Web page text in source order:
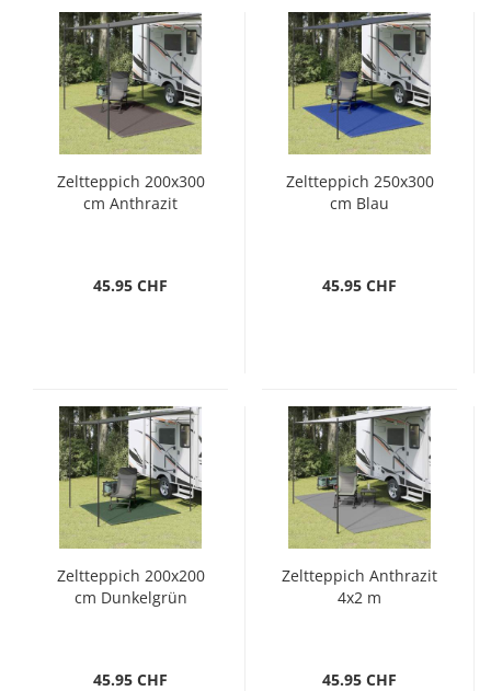
Zeltteppich 200x300
cm Anthrazit
45.95 CHF
Zeltteppich 250x300
cm Blau
45.95 CHF
Zeltteppich 200x200
cm Dunkelgrün
45.95 CHF
Zeltteppich Anthrazit
4x2 m
45.95 CHF